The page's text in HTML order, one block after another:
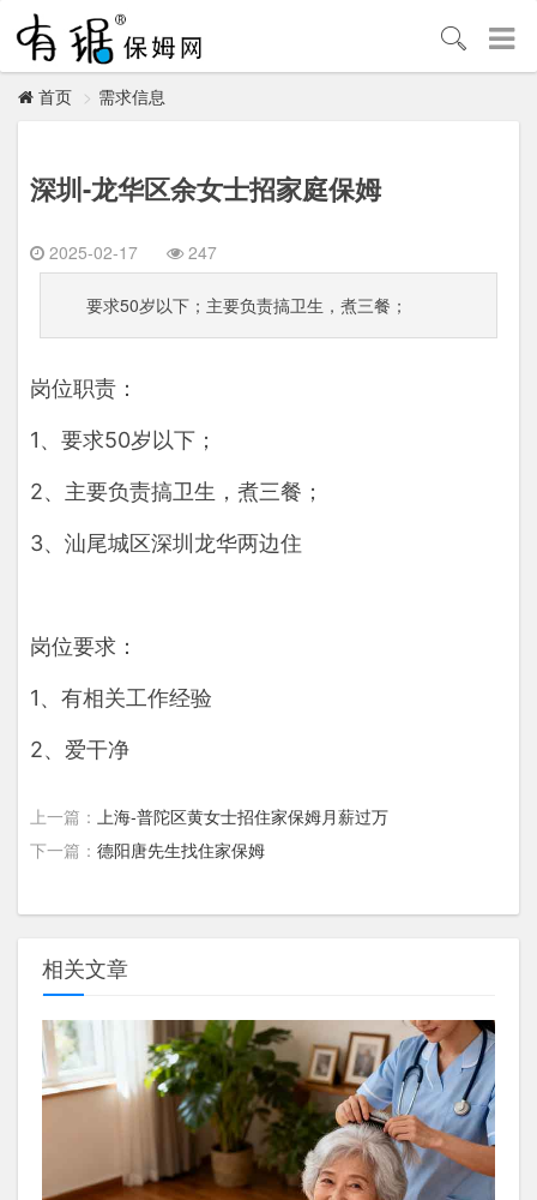
首页 需求信息
深圳-龙华区余女士招家庭保姆
2025-02-17 247
要求50岁以下；主要负责搞卫生，煮三餐；
岗位职责：
1、要求50岁以下；
2、主要负责搞卫生，煮三餐；
3、汕尾城区深圳龙华两边住
岗位要求：
1、有相关工作经验
2、爱干净
上一篇： 上海-普陀区黄女士招住家保姆月薪过万
下一篇： 德阳唐先生找住家保姆
相关文章